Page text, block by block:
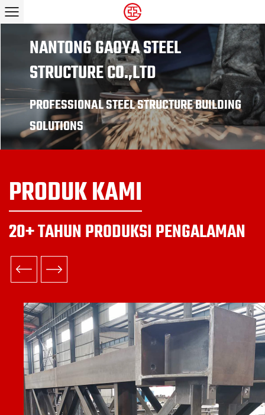
NANTONG GAOYA STEEL
STRUCTURE CO.,LTD
PROFESSIONAL STEEL STRUCTURE MATERIAL
MANUFACTURER
NANTONG GAOYA STEEL
STRUCTURE CO.,LTD
PROFESSIONAL STEEL STRUCTURE BUILDING
SOLUTIONS
PRODUK KAMI
20+ TAHUN PRODUKSI PENGALAMAN